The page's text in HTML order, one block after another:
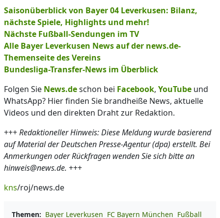
Saisonüberblick von Bayer 04 Leverkusen: Bilanz,
nächste Spiele, Highlights und mehr!
Nächste Fußball-Sendungen im TV
Alle Bayer Leverkusen News auf der news.de-
Themenseite des Vereins
Bundesliga-Transfer-News im Überblick
Folgen Sie News.deschon bei Facebook, YouTube und
WhatsApp? Hier finden Sie brandheiße News, aktuelle
Videos und den direkten Draht zur Redaktion.
+++Redaktioneller Hinweis: Diese Meldung wurde basierend
auf Material der Deutschen Presse-Agentur (dpa) erstellt. Bei
Anmerkungen oder Rückfragen wenden Sie sich bitte an
hinweis@news.de. +++
kns/roj/news.de
Themen: Bayer Leverkusen FC Bayern München Fußball